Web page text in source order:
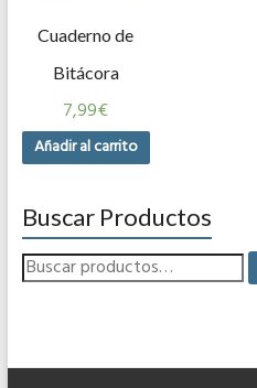
Cuaderno de
Bitácora
7,99€
Añadir al carrito
Buscar Productos